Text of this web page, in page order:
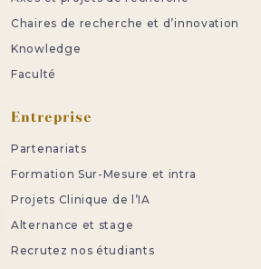
Chaires de recherche et d’innovation
Knowledge
Faculté
Entreprise
Partenariats
Formation Sur-Mesure et intra
Projets Clinique de l’IA
Alternance et stage
Recrutez nos étudiants